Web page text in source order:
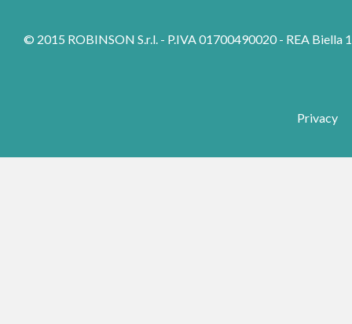
© 2015 ROBINSON S.r.l. - P.IVA 01700490020 - REA Biella
Privacy